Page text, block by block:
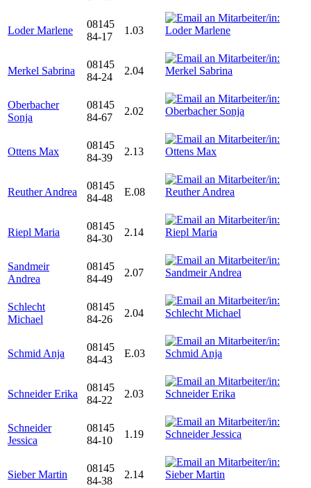
Loder Marlene
08145
84-17
1.03
Merkel Sabrina
08145
84-24
2.04
Oberbacher
Sonja
08145
84-67
2.02
Ottens Max
08145
84-39
2.13
Reuther Andrea
08145
84-48
E.08
Riepl Maria
08145
84-30
2.14
Sandmeir
Andrea
08145
84-49
2.07
Schlecht
Michael
08145
84-26
2.04
Schmid Anja
08145
84-43
E.03
Schneider Erika
08145
84-22
2.03
Schneider
Jessica
08145
84-10
1.19
Sieber Martin
08145
84-38
2.14